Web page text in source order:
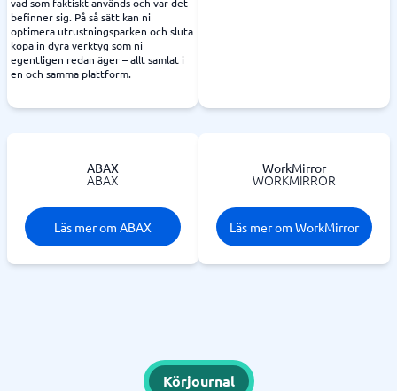
befinner sig. På så sätt kan ni
optimera utrustningsparken och sluta
köpa in dyra verktyg som ni
egentligen redan äger – allt samlat i
en och samma plattform.
ABAX
ABAX
Läs mer om ABAX
WorkMirror
WORKMIRROR
Läs mer om WorkMirror
Körjournal